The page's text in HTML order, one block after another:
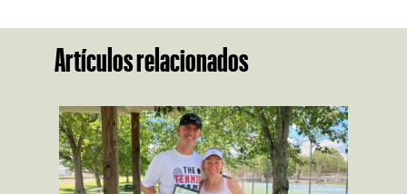
Artículos relacionados